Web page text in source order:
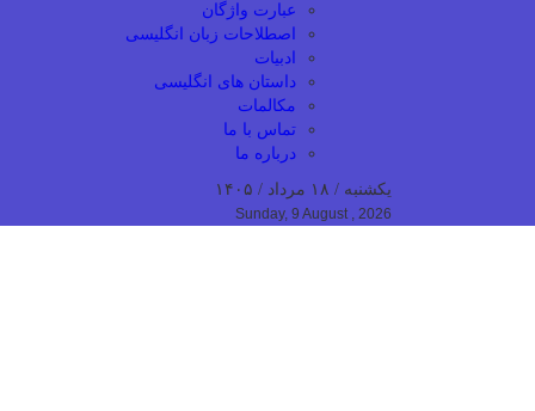
عبارت واژگان
اصطلاحات زبان انگلیسی
ادبیات
داستان های انگلیسی
مکالمات
تماس با ما
درباره ما
یکشنبه / ۱۸ مرداد / ۱۴۰۵
Sunday, 9 August , 2026